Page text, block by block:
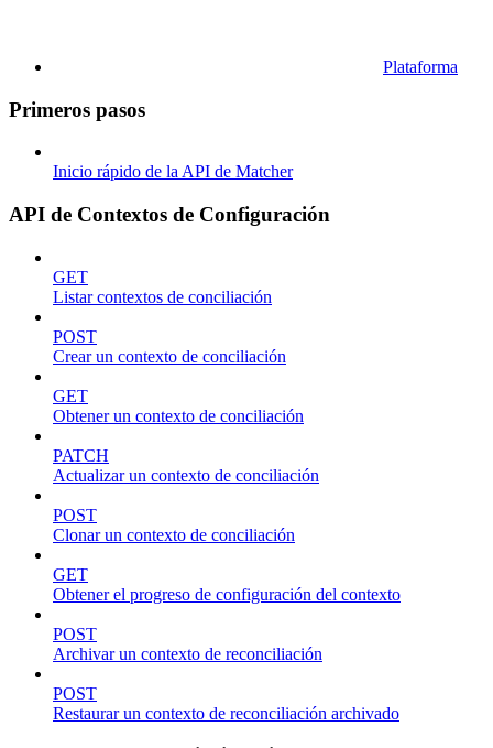
Plataforma
Primeros pasos
Inicio rápido de la API de Matcher
API de Contextos de Configuración
GET
Listar contextos de conciliación
POST
Crear un contexto de conciliación
GET
Obtener un contexto de conciliación
PATCH
Actualizar un contexto de conciliación
POST
Clonar un contexto de conciliación
GET
Obtener el progreso de configuración del contexto
POST
Archivar un contexto de reconciliación
POST
Restaurar un contexto de reconciliación archivado